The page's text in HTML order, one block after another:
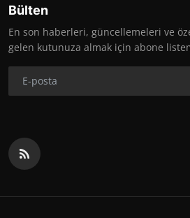
Bülten
En son haberleri, güncellemeleri ve
gelen kutunuza almak için abone